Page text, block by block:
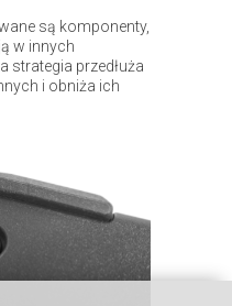
są komponenty,
w innych
strategia przedłuża
i obniża ich